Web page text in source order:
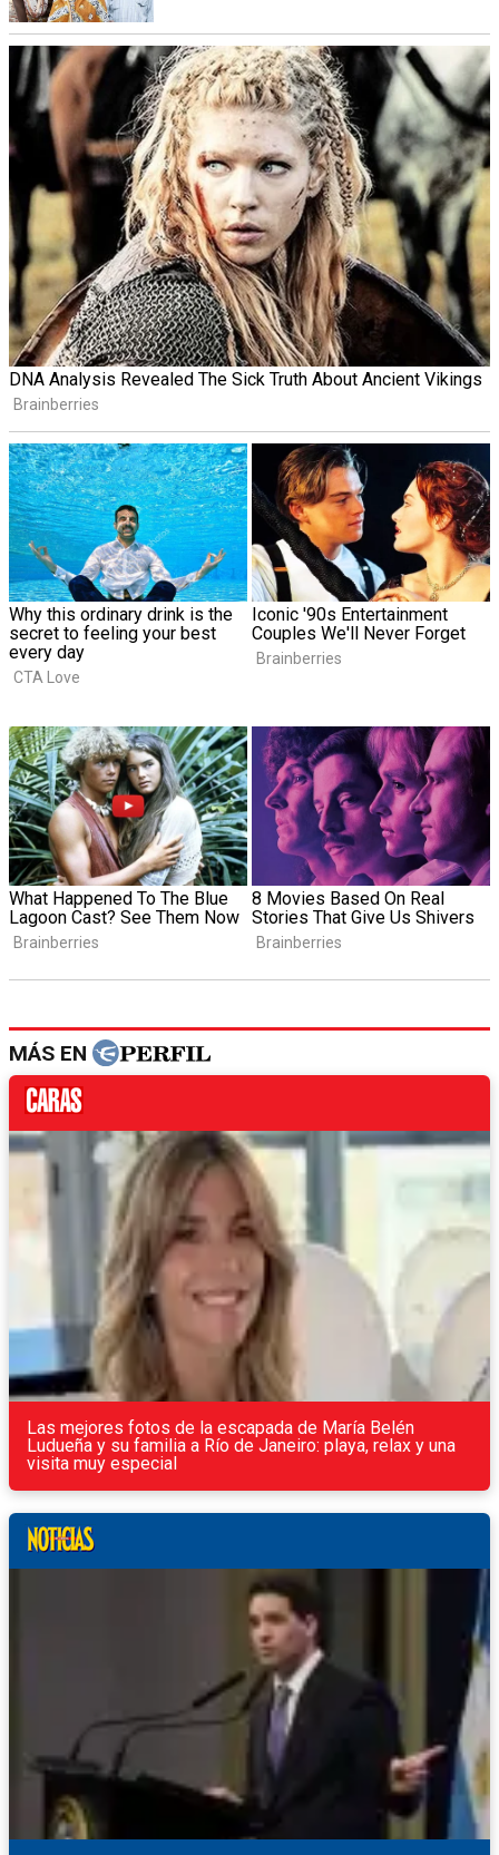
MÁS EN
Las mejores fotos de la escapada de María Belén
Ludueña y su familia a Río de Janeiro: playa, relax y una
visita muy especial